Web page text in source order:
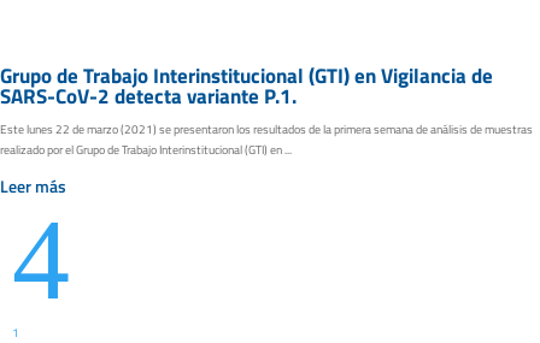
Grupo de Trabajo Interinstitucional (GTI) en Vigilancia de
SARS-CoV-2 detecta variante P.1.
Este lunes 22 de marzo (2021) se presentaron los resultados de la primera semana de análisis de muestras
realizado por el Grupo de Trabajo Interinstitucional (GTI) en ...
Leer más
4
1